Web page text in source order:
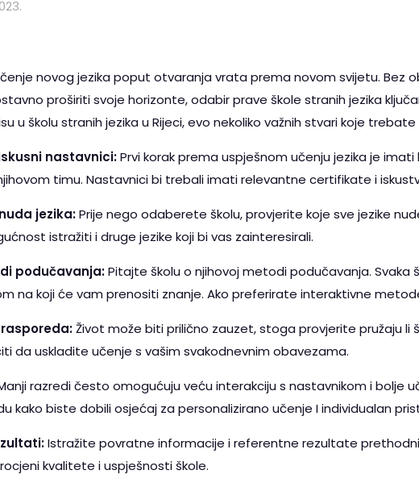
novog jezika poput otvaranja vrata prema novom svijetu. Bez
proširiti svoje horizonte, odabir prave škole stranih jezika
u školu stranih jezika u Rijeci, evo nekoliko važnih stvari koje
nastavnici:Prvi korak prema uspješnom učenju jezika je
timu. Nastavnici bi trebali imati relevantne certifikate i
jezika:Prije nego odaberete školu, provjerite koje sve jezike
istražiti i druge jezike koji bi vas zainteresirali.
podučavanja:Pitajte školu o njihovoj metodi podučavanja. Svaka
na koji će vam prenositi znanje. Ako preferirate interaktivne
Život može biti prilično zauzet, stoga provjerite pružaju li
da uskladite učenje s vašim svakodnevnim obavezama.
razredi često omogućuju veću interakciju s nastavnikom i bolje
kako biste dobili osjećaj za personalizirano učenje I individualan
Istražite povratne informacije i referentne rezultate
kvalitete i uspješnosti škole.